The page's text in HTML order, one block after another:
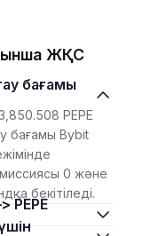
ЖҚС
PEPE
бағамы Bybit
0 және
бекітіледі.